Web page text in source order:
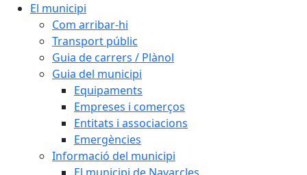
El municipi
Com arribar-hi
Transport públic
Guia de carrers / Plànol
Guia del municipi
Equipaments
Empreses i comerços
Entitats i associacions
Emergències
Informació del municipi